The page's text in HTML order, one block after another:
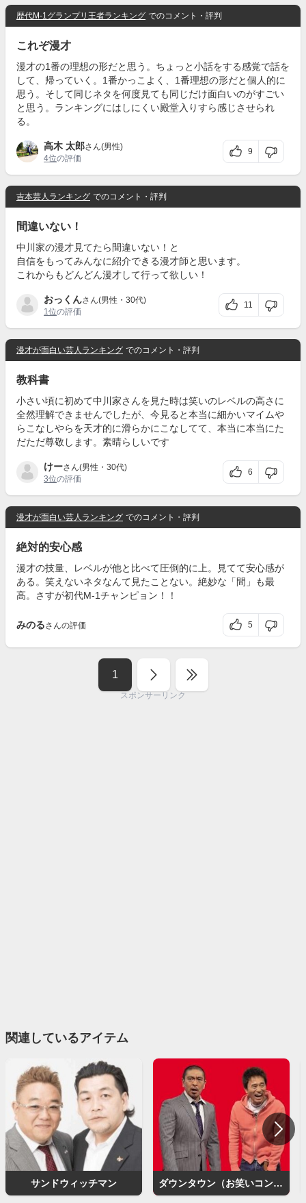
歴代M-1グランプリ王者ランキング でのコメント・評判
これぞ漫才
漫才の1番の理想の形だと思う。ちょっと小話をする感覚で話を
して、帰っていく。1番かっこよく、1番理想の形だと個人的に
思う。そして同じネタを何度見ても同じだけ面白いのがすごい
と思う。ランキングにはしにくい殿堂入りすら感じさせられ
る。
高木 太郎さん(男性)
4位の評価
9
吉本芸人ランキング でのコメント・評判
間違いない！
中川家の漫才見てたら間違いない！と
自信をもってみんなに紹介できる漫才師と思います。
これからもどんどん漫才して行って欲しい！
おっくんさん(男性・30代)
1位の評価
11
漫才が面白い芸人ランキング でのコメント・評判
教科書
小さい頃に初めて中川家さんを見た時は笑いのレベルの高さに
全然理解できませんでしたが、今見ると本当に細かいマイムや
らこなしやらを天才的に滑らかにこなしてて、本当に本当にた
だただ尊敬します。素晴らしいです
けーさん(男性・30代)
3位の評価
6
漫才が面白い芸人ランキング でのコメント・評判
絶対的安心感
漫才の技量、レベルが他と比べて圧倒的に上。見てて安心感が
ある。笑えないネタなんて見たことない。絶妙な「間」も最
高。さすが初代M-1チャンピョン！！
みのるさんの評価 5
1
スポンサーリンク
関連しているアイテム
サンドウィッチマン ダウンタウン（お笑いコンビ）